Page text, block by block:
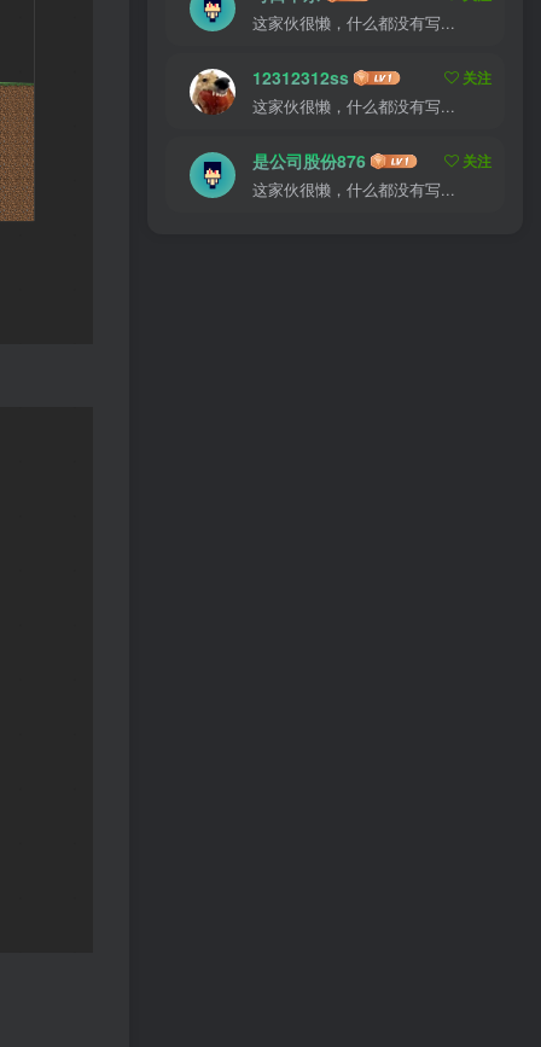
这家伙很懒，什么都没有写...
12312312ss
关注
这家伙很懒，什么都没有写...
是公司股份876
关注
这家伙很懒，什么都没有写...